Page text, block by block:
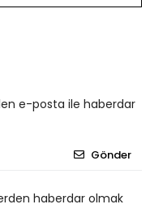
e-posta ile haberdar
Gönder
haberdar olmak